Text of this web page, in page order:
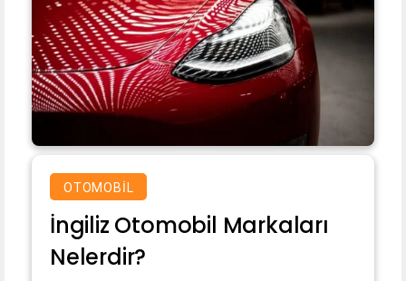
OTOMOBIL
İngiliz Otomobil Markaları
Nelerdir?